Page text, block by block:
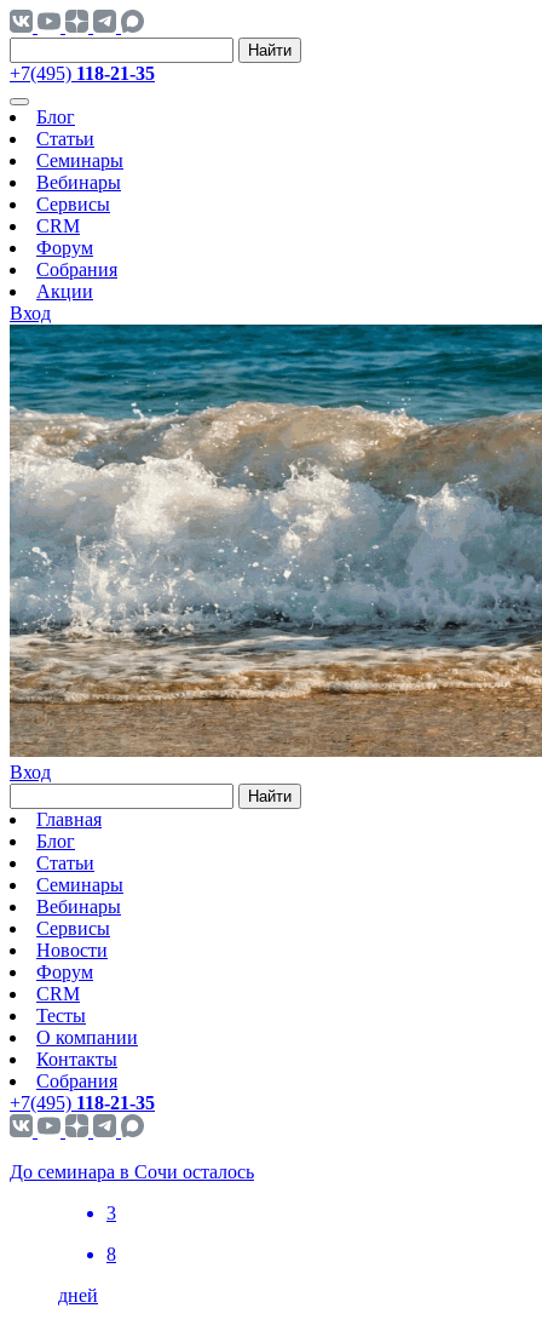
Найти
+7(495) 118-21-35
Блог
Статьи
Семинары
Вебинары
Сервисы
CRM
Форум
Собрания
Акции
Вход
Вход
Найти
Главная
Блог
Статьи
Семинары
Вебинары
Сервисы
Новости
Форум
CRM
Тесты
О компании
Контакты
Собрания
+7(495) 118-21-35
До семинара в Сочи осталось
3
8
дней